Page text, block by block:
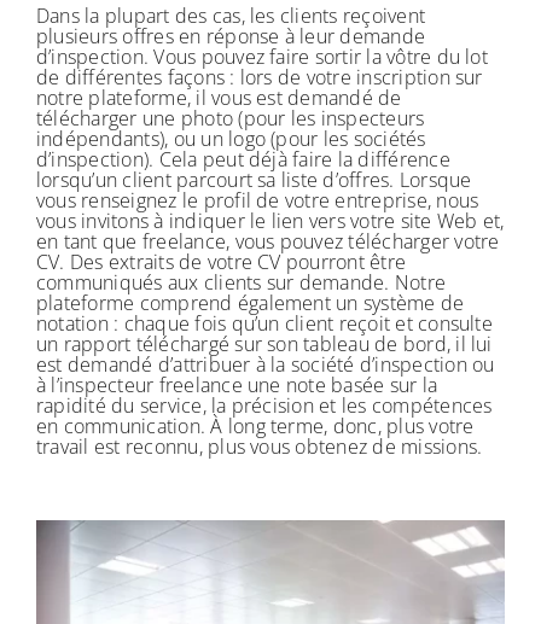
S’inscrire / Se connecter
Dans la plupart des cas, les clients reçoivent
plusieurs offres en réponse à leur demande
d’inspection. Vous pouvez faire sortir la vôtre du lot
de différentes façons : lors de votre inscription sur
notre plateforme, il vous est demandé de
télécharger une photo (pour les inspecteurs
indépendants), ou un logo (pour les sociétés
d’inspection). Cela peut déjà faire la différence
lorsqu’un client parcourt sa liste d’offres. Lorsque
vous renseignez le profil de votre entreprise, nous
vous invitons à indiquer le lien vers votre site Web et,
en tant que freelance, vous pouvez télécharger votre
CV. Des extraits de votre CV pourront être
communiqués aux clients sur demande. Notre
plateforme comprend également un système de
notation : chaque fois qu’un client reçoit et consulte
un rapport téléchargé sur son tableau de bord, il lui
est demandé d’attribuer à la société d’inspection ou
à l’inspecteur freelance une note basée sur la
rapidité du service, la précision et les compétences
en communication. À long terme, donc, plus votre
travail est reconnu, plus vous obtenez de missions.